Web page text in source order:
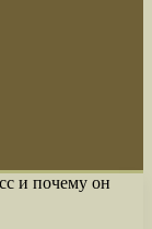
и почему он